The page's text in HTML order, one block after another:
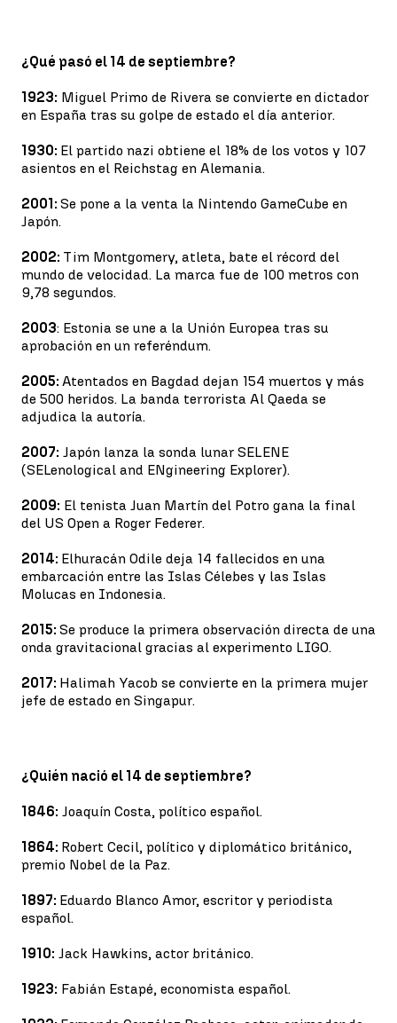
¿Qué pasó el 14 de septiembre?
1923: Miguel Primo de Rivera se convierte en dictador
en España tras su golpe de estado el día anterior.
1930: El partido nazi obtiene el 18% de los votos y 107
asientos en el Reichstag en Alemania.
2001: Se pone a la venta la Nintendo GameCube en
Japón.
2002: Tim Montgomery, atleta, bate el récord del
mundo de velocidad. La marca fue de 100 metros con
9,78 segundos.
2003: Estonia se une a la Unión Europea tras su
aprobación en un referéndum.
2005: Atentados en Bagdad dejan 154 muertos y más
de 500 heridos. La banda terrorista Al Qaeda se
adjudica la autoría.
2007: Japón lanza la sonda lunar SELENE
(SELenological and ENgineering Explorer).
2009: El tenista Juan Martín del Potro gana la final
del US Open a Roger Federer.
2014: Elhuracán Odile deja 14 fallecidos en una
embarcación entre las Islas Célebes y las Islas
Molucas en Indonesia.
2015: Se produce la primera observación directa de una
onda gravitacional gracias al experimento LIGO.
2017: Halimah Yacob se convierte en la primera mujer
jefe de estado en Singapur.
¿Quién nació el 14 de septiembre?
1846: Joaquín Costa, político español.
1864: Robert Cecil, político y diplomático británico,
premio Nobel de la Paz.
1897: Eduardo Blanco Amor, escritor y periodista
español.
1910: Jack Hawkins, actor británico.
1923: Fabián Estapé, economista español.